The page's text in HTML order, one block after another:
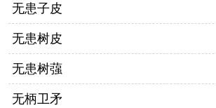
无患子皮
无患树皮
无患树蔃
无柄卫矛